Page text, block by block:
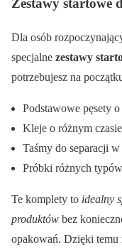
Dla osób
specjalne zestawy
potrzebujesz na
Podstawowe pęsety
Kleje o różnym
Taśmy do separacji
Próbki różnych
Te komplety to idealny
produktów bez
opakowań. Dzięki temu